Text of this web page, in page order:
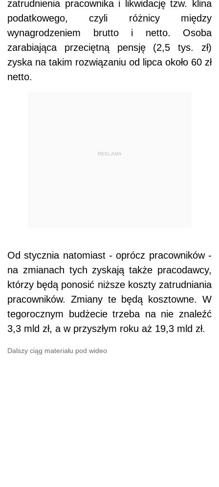
zatrudnienia pracownika i likwidację tzw. klina
podatkowego, czyli różnicy między
wynagrodzeniem brutto i netto. Osoba
zarabiająca przeciętną pensję (2,5 tys. zł)
zyska na takim rozwiązaniu od lipca około 60 zł
netto.
REKLAMA
Od stycznia natomiast - oprócz pracowników -
na zmianach tych zyskają także pracodawcy,
którzy będą ponosić niższe koszty zatrudniania
pracowników. Zmiany te będą kosztowne. W
tegorocznym budżecie trzeba na nie znaleźć
3,3 mld zł, a w przyszłym roku aż 19,3 mld zł.
Dalszy ciąg materiału pod wideo